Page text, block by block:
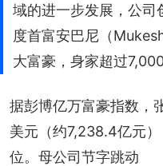
域的进一步发展，公司
度首富安巴尼（
大富豪，身家超过7,000
据彭博亿万富豪指数，
美元（约7,238.4亿元
位。母公司节字跳动